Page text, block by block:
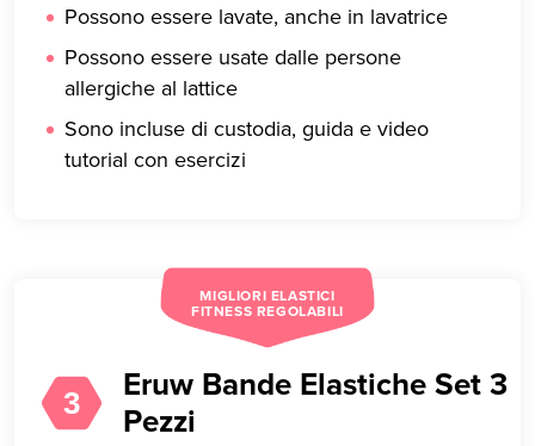
Possono essere lavate, anche in lavatrice
Possono essere usate dalle persone
allergiche al lattice
Sono incluse di custodia, guida e video
tutorial con esercizi
3
Eruw Bande Elastiche Set 3
Pezzi
MIGLIORI ELASTICI
FITNESS REGOLABILI